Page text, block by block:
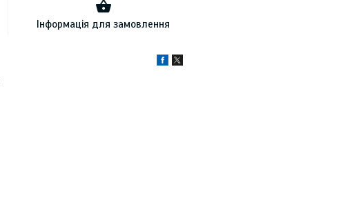
Інформація для замовлення